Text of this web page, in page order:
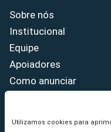
Utilizamos cookies para
Sobre nós
Institucional
Equipe
Apoiadores
Como anunciar